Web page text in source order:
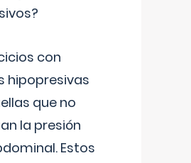
con
hipopresivas
que no
la presión
Estos